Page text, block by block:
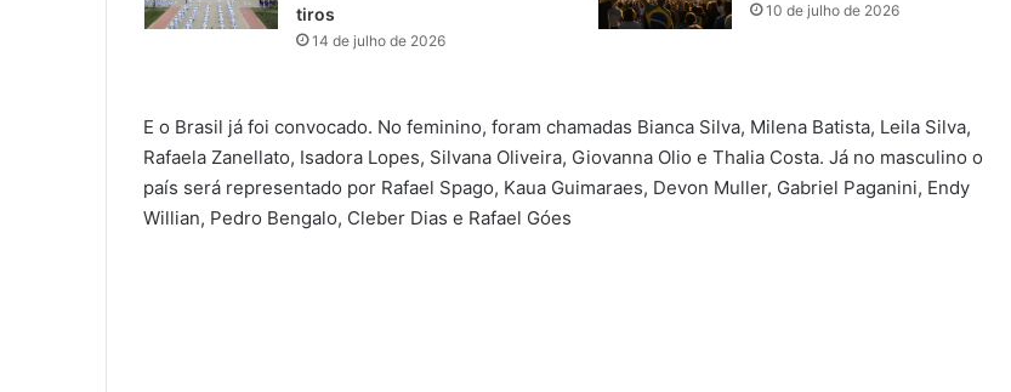
tiros
14 de julho de 2026
10 de julho de 2026
E o Brasil já foi convocado. No feminino, foram chamadas Bianca Silva, Milena Batista, Leila Silva,
Rafaela Zanellato, Isadora Lopes, Silvana Oliveira, Giovanna Olio e Thalia Costa. Já no masculino o
país será representado por Rafael Spago, Kaua Guimaraes, Devon Muller, Gabriel Paganini, Endy
Willian, Pedro Bengalo, Cleber Dias e Rafael Góes